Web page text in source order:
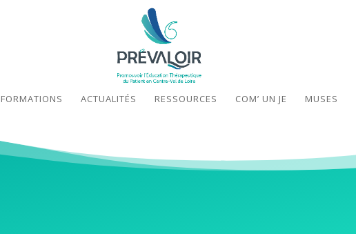
FORMATIONS ACTUALITÉS RESSOURCES COM’ UN JE MUSES